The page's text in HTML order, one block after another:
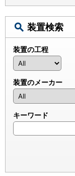
装置検索
装置の工程
装置のメーカー
キーワード